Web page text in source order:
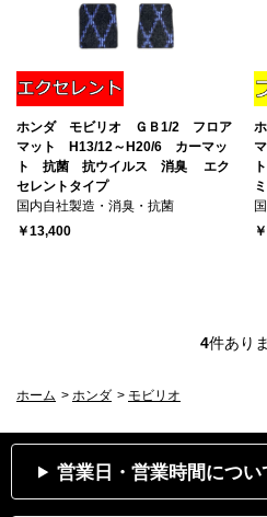
ホンダ モビリオ ＧＢ1/2 フロア
マット H13/12～H20/6 カーマッ
ト 抗菌 抗ウイルス 消臭 エク
セレントタイプ
国内自社製造・消臭・抗菌
￥13,400
4件あり
ホーム > ホンダ > モビリオ
営業日・営業時間につい